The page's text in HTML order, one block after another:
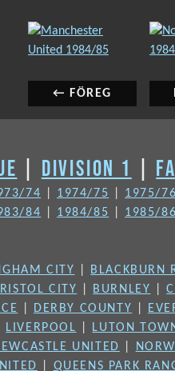
← FÖREG
Föregående
inlägg:
DIVISION 1
74 1974/75 1975/76
84 1984/85 1985/86
CITY BLACKBURN
CITY BURNLEY |
DERBY COUNTY
LIVERPOOL LUTON
UNITED
QUEENS PARK